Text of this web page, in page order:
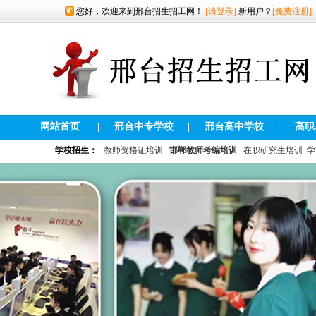
您好，欢迎来到邢台招生招工网！ [请登录] 新用户？ [免费注册]
网站首页 邢台中专学校 邢台高中学校 高
学校招生： 教师资格证培训 邯郸教师考编培训 在职研究生培训